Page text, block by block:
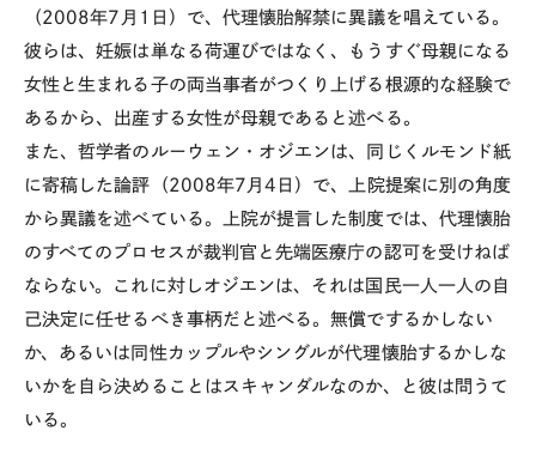
（2008年7月1日）で、代理懐胎解禁に異議を唱えている。
彼らは、妊娠は単なる荷運びではなく、もうすぐ母親になる
女性と生まれる子の両当事者がつくり上げる根源的な経験で
あるから、出産する女性が母親であると述べる。
また、哲学者のルーウェン・オジエンは、同じくルモンド紙
に寄稿した論評（2008年7月4日）で、上院提案に別の角度
から異議を述べている。上院が提言した制度では、代理懐胎
のすべてのプロセスが裁判官と先端医療庁の認可を受けねば
ならない。これに対しオジエンは、それは国民一人一人の自
己決定に任せるべき事柄だと述べる。無償でするかしない
か、あるいは同性カップルやシングルが代理懐胎するかしな
いかを自ら決めることはスキャンダルなのか、と彼は問うて
いる。